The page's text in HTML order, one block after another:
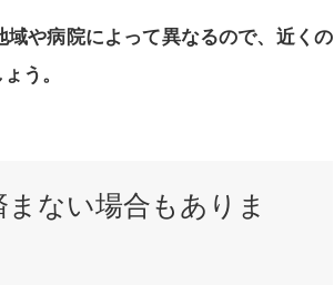
や病院によって異なるので、近くの
う。
ない場合もありま